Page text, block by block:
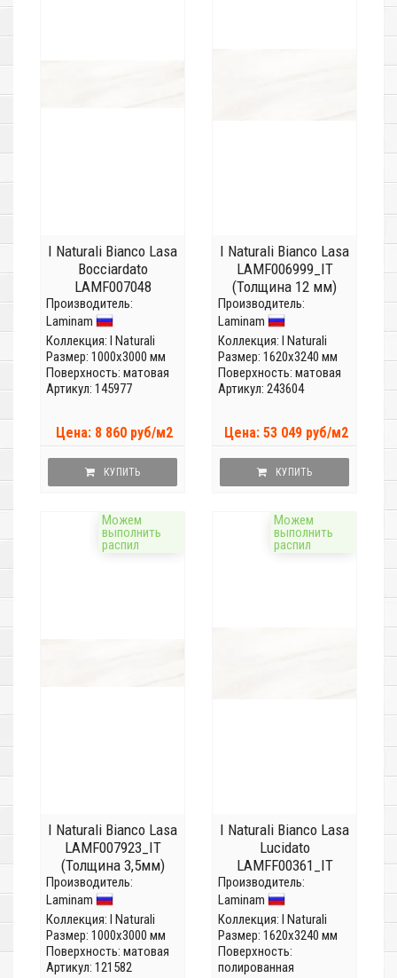
I Naturali Bianco Lasa
Bocciardato
LAMF007048
(Толщина 5,6мм)
Производитель:
Laminam
Коллекция: I Naturali
Размер: 1000x3000 мм
Поверхность: матовая
Артикул: 145977
Цена: 8 860 руб/м2
КУПИТЬ
I Naturali Bianco Lasa
LAMF006999_IT
(Толщина 12 мм)
Производитель:
Laminam
Коллекция: I Naturali
Размер: 1620x3240 мм
Поверхность: матовая
Артикул: 243604
Цена: 53 049 руб/м2
КУПИТЬ
Можем
выполнить
распил
I Naturali Bianco Lasa
LAMF007923_IT
(Толщина 3,5мм)
Производитель:
Laminam
Коллекция: I Naturali
Размер: 1000x3000 мм
Поверхность: матовая
Артикул: 121582
Можем
выполнить
распил
I Naturali Bianco Lasa
Lucidato
LAMFF00361_IT
(Толщина 12 мм)
Производитель:
Laminam
Коллекция: I Naturali
Размер: 1620x3240 мм
Поверхность:
полированная